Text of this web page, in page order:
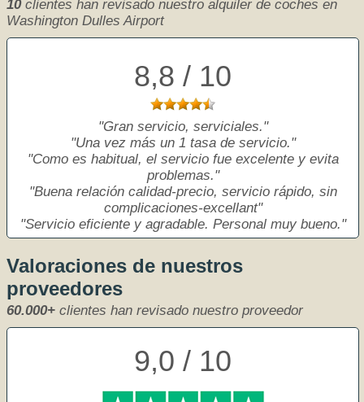
10clientes han revisado nuestro alquiler de coches en
Washington Dulles Airport
8,8 / 10
Gran servicio, serviciales.
Una vez más un 1 tasa de servicio.
Como es habitual, el servicio fue excelente y evita
problemas.
Buena relación calidad-precio, servicio rápido, sin
complicaciones-excellant
Servicio eficiente y agradable. Personal muy bueno.
Valoraciones de nuestros
proveedores
60.000+ clientes han revisado nuestro proveedor
9,0 / 10